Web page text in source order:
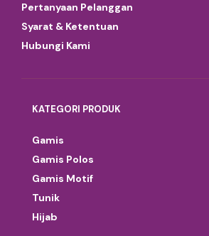
Pertanyaan Pelanggan
Syarat & Ketentuan
Hubungi Kami
KATEGORI PRODUK
Gamis
Gamis Polos
Gamis Motif
Tunik
Hijab